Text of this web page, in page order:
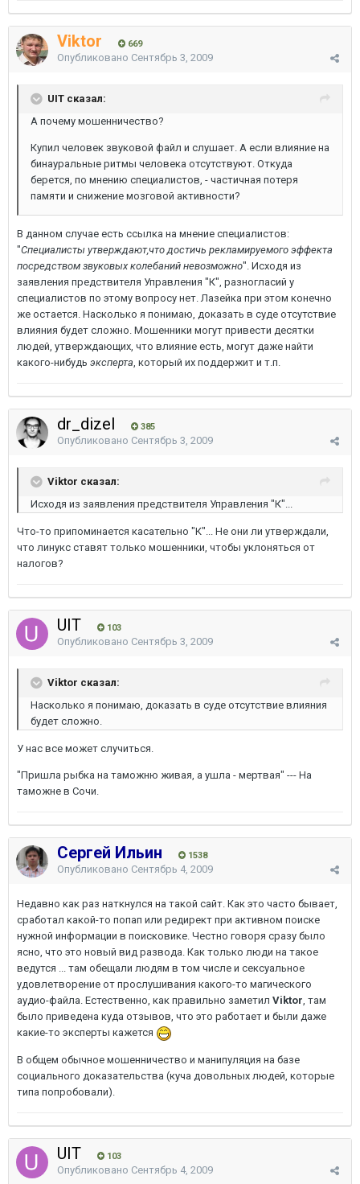
Viktor 669
Опубликовано Сентябрь 3, 2009
UIT сказал:
А почему мошенничество?
Купил человек звуковой файл и слушает. А если влияние на
бинауральные ритмы человека отсутствуют. Откуда
берется, по мнению специалистов, - частичная потеря
памяти и снижение мозговой активности?
В данном случае есть ссылка на мнение специалистов:
"Специалисты утверждают,что достичь рекламируемого эффекта
посредством звуковых колебаний невозможно". Исходя из
заявления предствителя Управления "К", разногласий у
специалистов по этому вопросу нет. Лазейка при этом конечно
же остается. Насколько я понимаю, доказать в суде отсутствие
влияния будет сложно. Мошенники могут привести десятки
людей, утверждающих, что влияние есть, могут даже найти
какого-нибудь эксперта, который их поддержит и т.п.
dr_dizel 385
Опубликовано Сентябрь 3, 2009
Viktor сказал:
Исходя из заявления предствителя Управления "К"...
Что-то припоминается касательно "К"... Не они ли утверждали,
что линукс ставят только мошенники, чтобы уклоняться от
налогов?
UIT 103
Опубликовано Сентябрь 3, 2009
Viktor сказал:
Насколько я понимаю, доказать в суде отсутствие влияния
будет сложно.
У нас все может случиться.
"Пришла рыбка на таможню живая, а ушла - мертвая" --- На
таможне в Сочи.
Сергей Ильин 1538
Опубликовано Сентябрь 4, 2009
Недавно как раз наткнулся на такой сайт. Как это часто бывает,
сработал какой-то попап или редирект при активном поиске
нужной информации в поисковике. Честно говоря сразу было
ясно, что это новый вид развода. Как только люди на такое
ведутся ... там обещали людям в том числе и сексуальное
удовлетворение от прослушивания какого-то магического
аудио-файла. Естественно, как правильно заметил Viktor, там
было приведена куда отзывов, что это работает и были даже
какие-то эксперты кажется
В общем обычное мошенничество и манипуляция на базе
социального доказательства (куча довольных людей, которые
типа попробовали).
UIT 103
Опубликовано Сентябрь 4, 2009